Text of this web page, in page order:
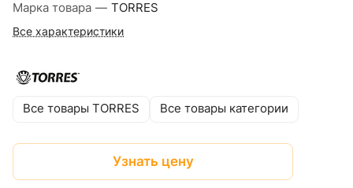
Марка товара — TORRES
Все характеристики
Все товары TORRES Все товары категории
Узнать цену